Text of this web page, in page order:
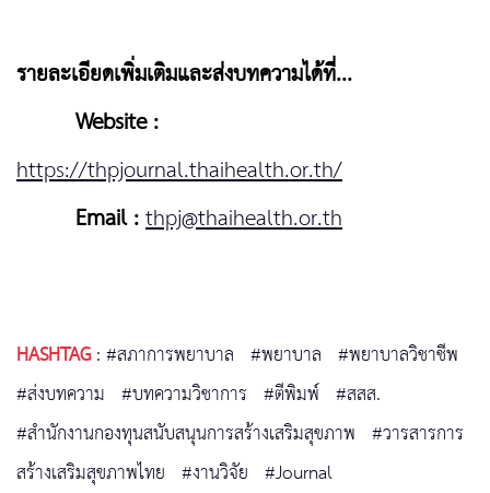
รายละเอียดเพิ่มเติมและส่งบทความได้ที่...
Website :
https://thpjournal.thaihealth.or.th/
Email :thpj@thaihealth.or.th
HASHTAG:#สภาการพยาบาล #พยาบาล #พยาบาลวิชาชีพ
#ส่งบทความ #บทความวิชาการ #ตีพิมพ์ #สสส.
#สำนักงานกองทุนสนับสนุนการสร้างเสริมสุขภาพ #วารสารการ
สร้างเสริมสุขภาพไทย #งานวิจัย #Journal